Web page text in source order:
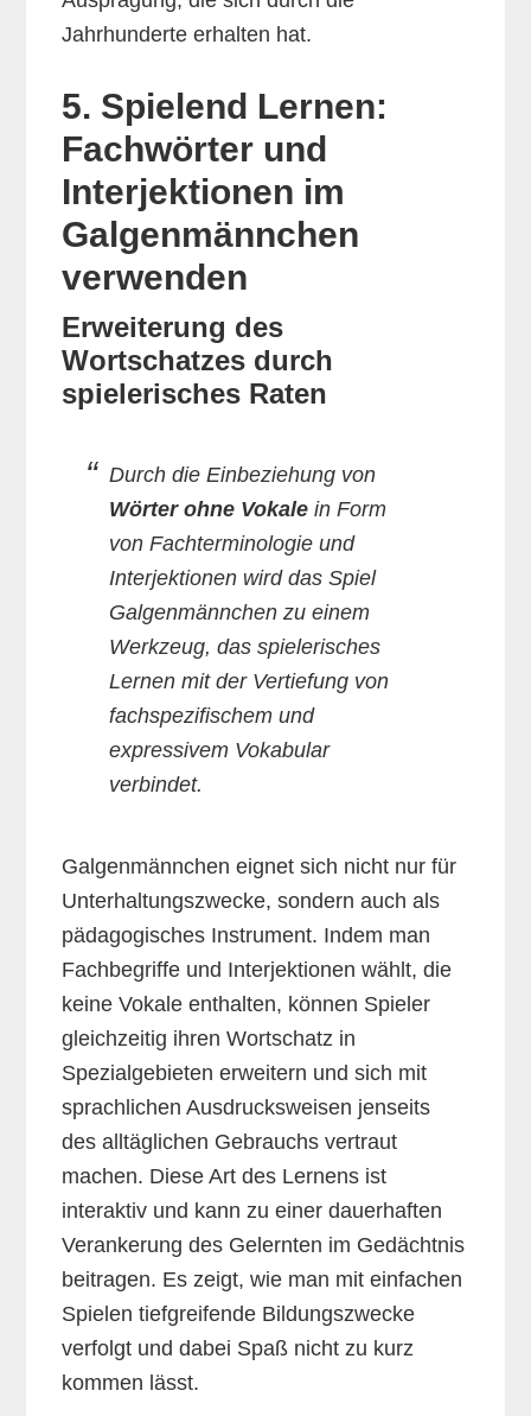
Jahrhunderte erhalten hat.
5. Spielend Lernen:
Fachwörter und
Interjektionen im
Galgenmännchen
verwenden
Erweiterung des
Wortschatzes durch
spielerisches Raten
Durch die Einbeziehung von
Wörter ohne Vokale in Form
von Fachterminologie und
Interjektionen wird das Spiel
Galgenmännchen zu einem
Werkzeug, das spielerisches
Lernen mit der Vertiefung von
fachspezifischem und
expressivem Vokabular
verbindet.
Galgenmännchen eignet sich nicht nur für
Unterhaltungszwecke, sondern auch als
pädagogisches Instrument. Indem man
Fachbegriffe und Interjektionen wählt, die
keine Vokale enthalten, können Spieler
gleichzeitig ihren Wortschatz in
Spezialgebieten erweitern und sich mit
sprachlichen Ausdrucksweisen jenseits
des alltäglichen Gebrauchs vertraut
machen. Diese Art des Lernens ist
interaktiv und kann zu einer dauerhaften
Verankerung des Gelernten im Gedächtnis
beitragen. Es zeigt, wie man mit einfachen
Spielen tiefgreifende Bildungszwecke
verfolgt und dabei Spaß nicht zu kurz
kommen lässt.